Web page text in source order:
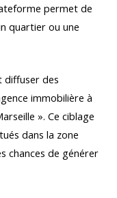
permet de
quartier ou une
diffuser des
immobilière à
». Ce ciblage
dans la zone
chances de générer